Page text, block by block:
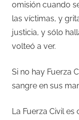
omisión cuando
las víctimas, y
justicia, y sólo
volteó a ver.
Si no hay Fuerza
sangre en sus
La Fuerza Civil